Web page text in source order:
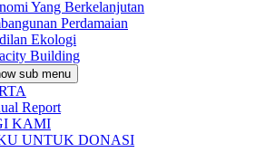
Yang Berkelanjutan
Perdamaian
Ekologi
Building
sub menu
Report
KAMI
UNTUK DONASI